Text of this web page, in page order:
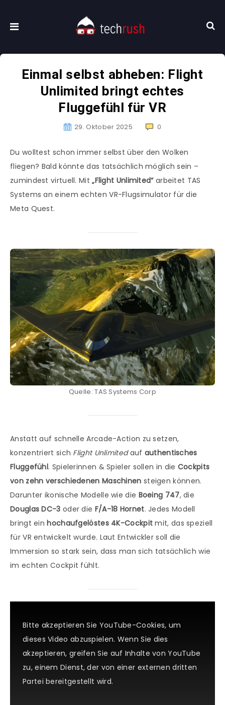
Einmal selbst abheben: Flight
Unlimited bringt echtes
Fluggefühl für VR
29. Oktober 2025 0
Du wolltest schon immer selbst über den Wolken
fliegen? Bald könnte das tatsächlich möglich sein –
zumindest virtuell. Mit„Flight Unlimited“arbeitet TAS
Systems an einem echten VR-Flugsimulator für die
Meta Quest.
Quelle: TAS Systems Corp
Anstatt auf schnelle Arcade-Action zu setzen,
konzentriert sich Flight Unlimitedauf authentisches
Fluggefühl. Spielerinnen & Spieler sollen in die Cockpits
von zehn verschiedenen Maschinen steigen können.
Darunter ikonische Modelle wie die Boeing 747, die
Douglas DC-3 oder die F/A-18 Hornet. Jedes Modell
bringt einhochaufgelöstes 4K-Cockpit mit, das speziell
für VR entwickelt wurde. Laut Entwickler soll die
Immersion so stark sein, dass man sich tatsächlich wie
im echten Cockpit fühlt.
Bitte akzeptieren Sie YouTube-Cookies, um
dieses Video abzuspielen. Wenn Sie dies
akzeptieren, greifen Sie auf Inhalte von YouTube
zu, einem Dienst, der von einer externen dritten
Partei bereitgestellt wird.